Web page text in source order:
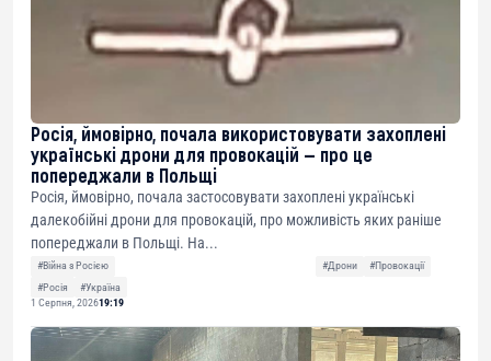
Росія, ймовірно, почала використовувати захоплені
українські дрони для провокацій — про це
попереджали в Польщі
Росія, ймовірно, почала застосовувати захоплені українські
далекобійні дрони для провокацій, про можливість яких раніше
попереджали в Польщі. На...
#Війна з Росією #Дрони
#Провокації
#Росія
#Україна
1 Серпня, 202619:19